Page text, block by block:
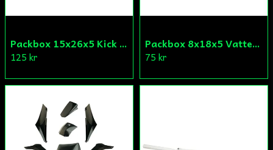
Packbox 15x26x5 Kick Aprilia/Derbi/Gilera (original)
125 kr
Packbox 8x18x5 Vattenpump Aprilia/Derbi/Gilera (original)
75 kr